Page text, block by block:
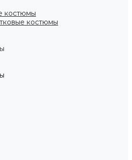
костюмы
костюмы